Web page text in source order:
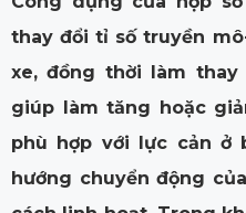
thay đổi tỉ số truyền
xe, đồng thời làm
giúp làm tăng hoặc
phù hợp với lực cản ở
hướng chuyển động